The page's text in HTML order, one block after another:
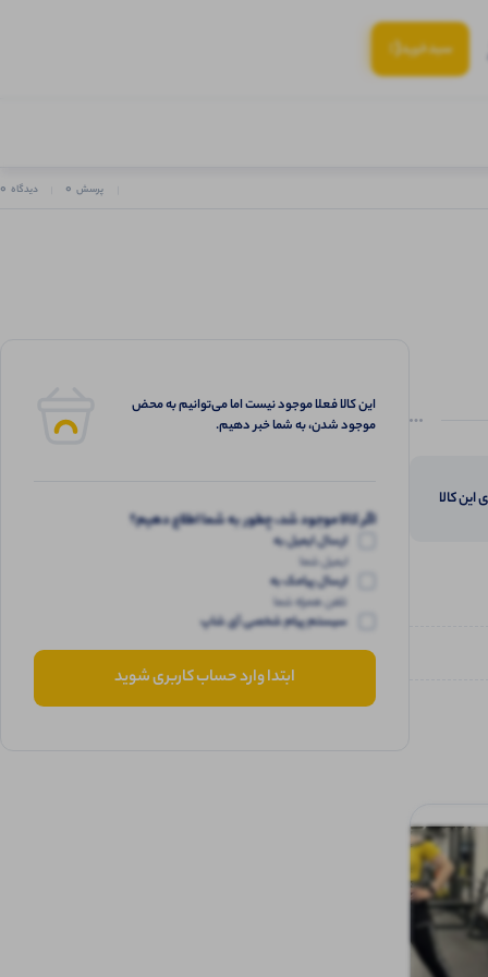
سبد‌خرید(:
پرسش 0 دیدگاه 0
این کالا
این کالا فعلا موجود نیست اما می‌توانیم به محض
موجود شدن، به شما خبر دهیم.
اگر کالا موجود شد، چطور به شما اطلاع دهیم؟
ارسال ایمیل به
ایمیل شما
ارسال پیامک به
تلفن همراه شما
سیستم پیام شخصی آی شاپ
ابتدا وارد حساب کاربری شوید